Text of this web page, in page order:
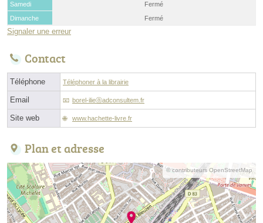
Samedi
Fermé
Dimanche
Fermé
Signaler une erreur
Contact
Téléphone Téléphoner à la librairie
Email borel-ilieⓐadconsultem.fr
Site web www.hachette-livre.fr
Plan et adresse
© contributeurs OpenStreetMap